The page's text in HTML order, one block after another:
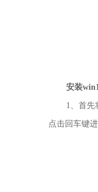
安装
1、首先
点击回车键